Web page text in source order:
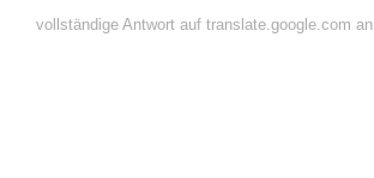
vollständige Antwort auf translate.google.com an